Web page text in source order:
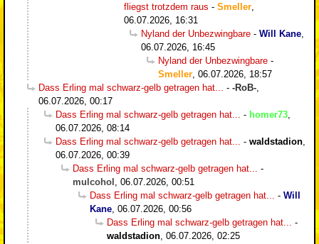
fliegst trotzdem raus - Smeller
06.07.2026, 16:31
Nyland der Unbezwingbare - Will Kane
06.07.2026, 16:45
Nyland der Unbezwingbare -
Smeller 06.07.2026, 18:57
Dass Erling mal schwarz-gelb getragen hat...
- -RoB-
06.07.2026, 00:17
Dass Erling mal schwarz-gelb getragen hat...
- homer73
06.07.2026, 08:14
Dass Erling mal schwarz-gelb getragen hat...
- waldstadion
06.07.2026, 00:39
Dass Erling mal schwarz-gelb getragen hat...
-
mulcohol
06.07.2026, 00:51
Dass Erling mal schwarz-gelb getragen hat...
- Will
Kane 06.07.2026, 00:56
Dass Erling mal schwarz-gelb getragen hat...
-
waldstadion 06.07.2026, 02:25